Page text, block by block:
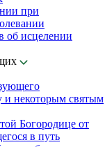
при
об исцелении
и некоторым святым
Богородице от
в путь